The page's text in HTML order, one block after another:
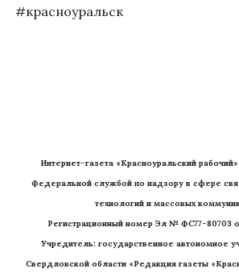
#красноуральск
Интернет-газета «Красноуральский
Федеральной службой по надзору в сфере
технологий и массовых
Регистрационный номер Эл № ФС77-80703
Учредитель: государственное автономное
Свердловской области «Редакция газеты